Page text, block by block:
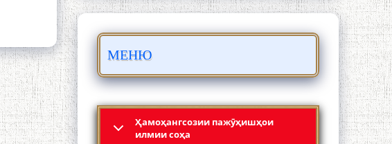
МЕНЮ
Ҳамоҳангсозии пажӯҳишҳои
илмии соҳа
ОСОРХОНАИ МӮЪМИН ҚАНОАТ